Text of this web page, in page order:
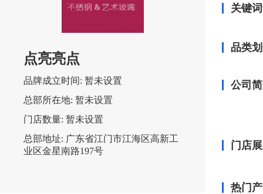
点亮亮点
品牌成立时间: 暂未设置
总部所在地: 暂未设置
门店数量: 暂未设置
总部地址: 广东省江门市江海区高新工
业区金星南路197号
关键
品类
公司
门店
热门